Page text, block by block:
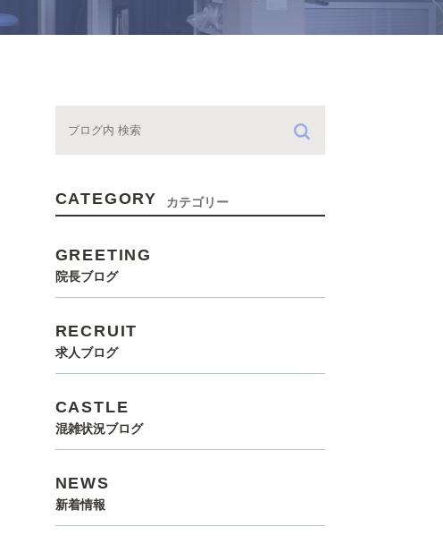
予防接種
緑内障レーザー
（SLT）
CATEGORY カテゴリー
GREETING
院長ブログ
RECRUIT
求人ブログ
CASTLE
混雑状況ブログ
NEWS
新着情報